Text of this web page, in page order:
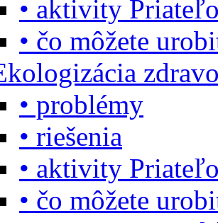
• aktivity
• čo môžete
• problémy
• riešenia
• aktivity
• čo môžete